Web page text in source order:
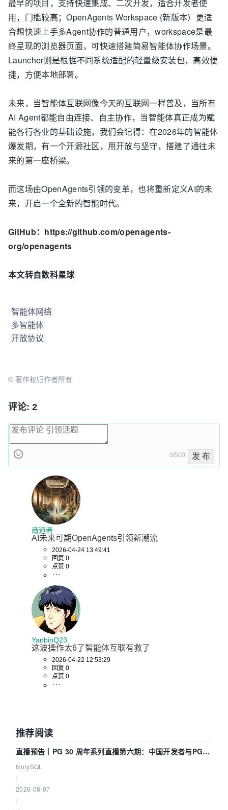
最早的项目，支持快速集成、二次开发，适合开发者使
用，门槛较高；OpenAgents Workspace (新版本）更适
合想快速上手多Agent协作的普通用户，workspace是最
终呈现的浏览器页面，可快速搭建简易智能体协作场景。
Launcher则是根据不同系统适配的轻量级安装包，高效便
捷，方便本地部署。
未来，当智能体互联网像今天的互联网一样普及，当所有
AI Agent都能自由连接、自主协作，当智能体真正成为赋
能各行各业的基础设施，我们会记得：在2026年的智能体
爆发期，有一个开源社区，用开放与坚守，搭建了通往未
来的第一座桥梁。
而这场由OpenAgents引领的变革，也将重新定义AI的未
来，开启一个全新的智能时代。
GitHub：https://github.com/openagents-
org/openagents
本文转自数科星球
智能体网络
多智能体
开放协议
© 著作权归作者所有
评论: 2
0/500 发 布
商道者
AI未来可期OpenAgents引领新潮流
2026-04-24 13:49:41
回复 0
点赞 0
YanbinQ23
这波操作太6了智能体互联有救了
2026-04-22 12:53:29
回复 0
点赞 0
推荐阅读
直播预告｜PG 30 周年系列直播第六期：中国开发者与PG内
核——我们改得动吗？我们贡献了什么？
IvorySQL
2026-08-07